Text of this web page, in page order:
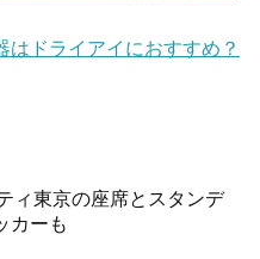
ドライアイにおすすめ？
ィ東京の座席とスタンデ
カーも